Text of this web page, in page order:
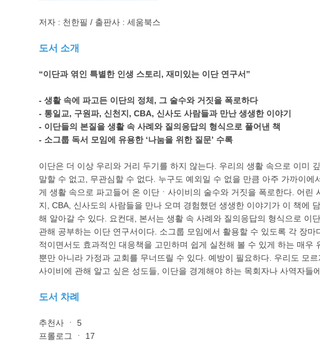
저자 : 천한필 / 출판사 : 세움북스
도서 소개
“이단과 엮인 특별한 인생 스토리, 재미있는 이단 연구서”
- 생활 속에 파고든 이단의 정체, 그 술수와 거짓을 폭로하다
- 통일교, 구원파, 신천지, CBA, 신사도 사람들과 만난 생생한 이야기
- 이단들의 본질을 생활 속 사례와 질의응답의 형식으로 풀어낸 책
- 소그룹 독서 모임에 유용한 ‘나눔을 위한 질문’ 수록
이단은 더 이상 우리와 거리 두기를 하지 않는다. 우리의 생활 속으로 이미
말할 수 없고, 무관심할 수 없다. 누구도 예외일 수 없을 만큼 아주 가까이에
게 생활 속으로 파고들어 온 이단ㆍ사이비의 술수와 거짓을 폭로한다. 어린
지, CBA, 신사도의 사람들을 만나 오며 경험했던 생생한 이야기가 이 책에
해 알아갈 수 있다. 요컨대, 본서는 생활 속 사례와 질의응답의 형식으로 이
관해 공부하는 이단 연구서이다. 소그룹 모임에서 활용할 수 있도록 각 장마
적이면서도 효과적인 대응책을 고민하며 쉽게 실천해 볼 수 있게 하는 매우
뿐만 아니라 가정과 교회를 무너뜨릴 수 있다. 예방이 필요하다. 우리도 모
사이비에 관해 알고 싶은 성도들, 이단을 경계해야 하는 목회자나 사역자들
도서 차례
추천사 ㆍ 5
프롤로그 ㆍ 17